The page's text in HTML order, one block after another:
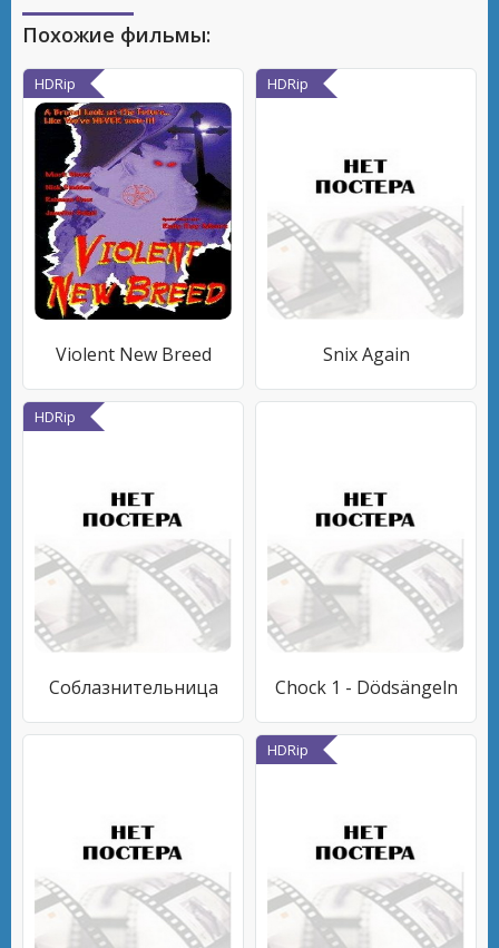
Похожие фильмы:
HDRip
Violent New Breed
HDRip
Snix Again
HDRip
Соблазнительница Chock 1 - Dödsängeln
HDRip